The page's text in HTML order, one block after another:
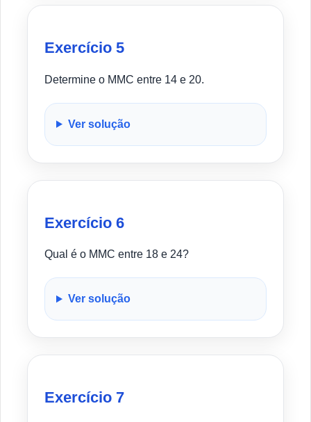
Exercício 5
Determine o MMC entre 14 e 20.
Ver solução
Exercício 6
Qual é o MMC entre 18 e 24?
Ver solução
Exercício 7